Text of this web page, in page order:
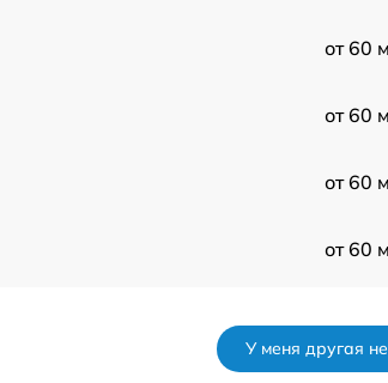
от 60
от 60
от 60
от 60
У меня другая